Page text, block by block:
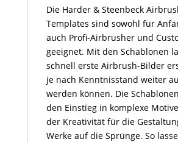
Die Harder & Steenbeck
Templates sind sowohl für
auch Profi-Airbrusher und
geeignet. Mit den Schablonen
schnell erste Airbrush-Bilder
je nach Kenntnisstand weiter
werden können. Die
den Einstieg in komplexe
der Kreativität für die
Werke auf die Sprünge. So